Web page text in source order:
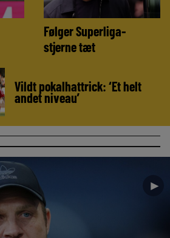
Følger Superliga-
stjerne tæt
Vildt pokalhattrick: ‘Et helt
andet niveau’
►